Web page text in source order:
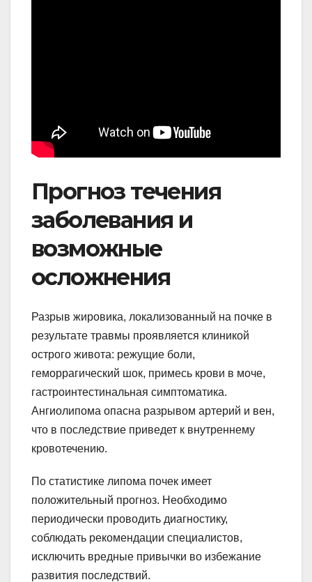
Прогноз течения
заболевания и
возможные
осложнения
Разрыв жировика, локализованный на почке в
результате травмы проявляется клиникой
острого живота: режущие боли,
геморрагический шок, примесь крови в моче,
гастроинтестинальная симптоматика.
Ангиолипома опасна разрывом артерий и вен,
что в последствие приведет к внутреннему
кровотечению.
По статистике липома почек имеет
положительный прогноз. Необходимо
периодически проводить диагностику,
соблюдать рекомендации специалистов,
исключить вредные привычки во избежание
развития последствий.